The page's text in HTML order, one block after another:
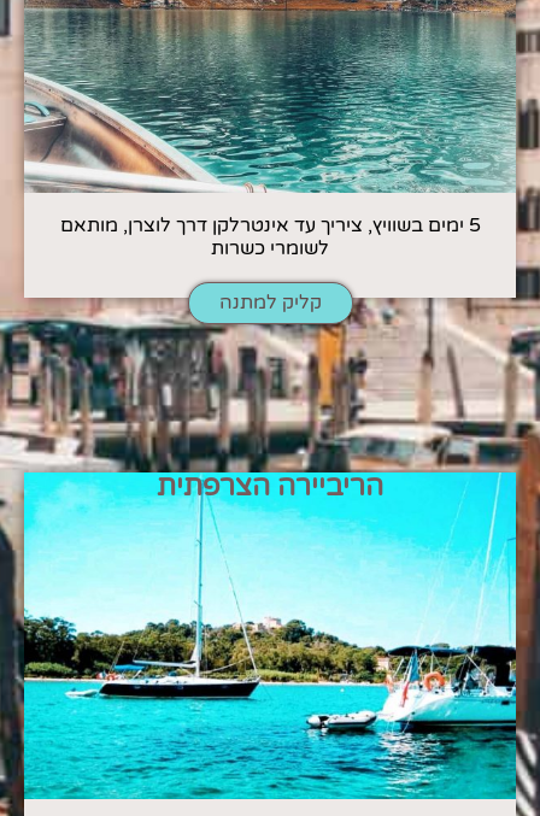
5 ימים בשוויץ, ציריך עד אינטרלקן דרך לוצרן, מותאם
לשומרי כשרות
קליק למתנה
הריביירה הצרפתית